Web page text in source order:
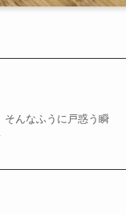
そんなふうに戸惑う瞬